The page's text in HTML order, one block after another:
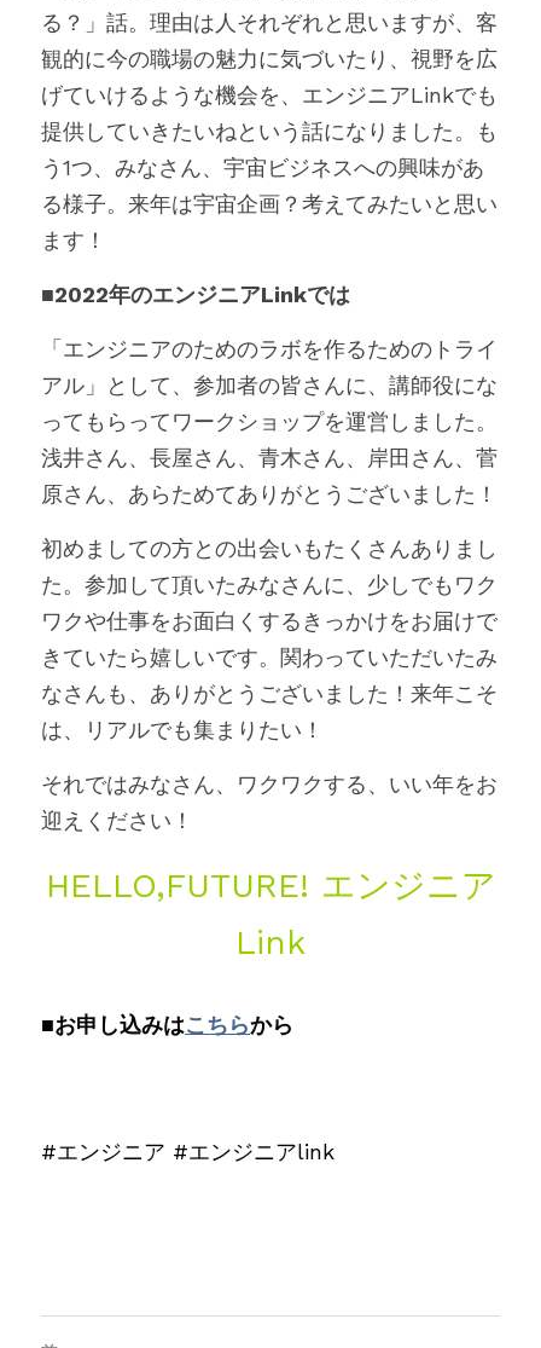
る？」話。理由は人それぞれと思いますが、客
観的に今の職場の魅力に気づいたり、視野を広
げていけるような機会を、エンジニアLinkでも
提供していきたいねという話になりました。も
う1つ、みなさん、宇宙ビジネスへの興味があ
る様子。来年は宇宙企画？考えてみたいと思い
ます！
■2022年のエンジニアLinkでは
「エンジニアのためのラボを作るためのトライ
アル」として、参加者の皆さんに、講師役にな
ってもらってワークショップを運営しました。
浅井さん、長屋さん、青木さん、岸田さん、菅
原さん、あらためてありがとうございました！
初めましての方との出会いもたくさんありまし
た。参加して頂いたみなさんに、少しでもワク
ワクや仕事をお面白くするきっかけをお届けで
きていたら嬉しいです。関わっていただいたみ
なさんも、ありがとうございました！来年こそ
は、リアルでも集まりたい！
それではみなさん、ワクワクする、いい年をお
迎えください！
HELLO,FUTURE! エンジニア
Link
■お申し込みはこちらから
#エンジニア #エンジニアlink